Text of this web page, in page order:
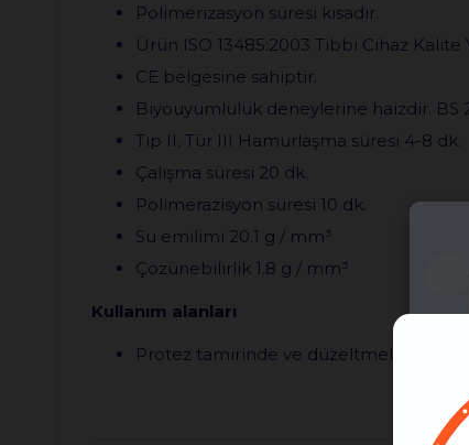
Polimerizasyon süresi kısadır.
Ürün ISO 13485:2003 Tıbbi Cihaz
CE belgesine sahiptir.
Biyouyumluluk deneylerine haizdir. BS
Tıp II, Tür III Hamurlaşma süresi 4-8 dk.
Çalışma süresi 20 dk.
Polimerazisyon süresi 10 dk.
Su emilimi 20.1 g / mm³
Çözünebilirlik 1.8 g / mm³
Kullanım alanları
Protez tamirinde ve düzeltmelerde